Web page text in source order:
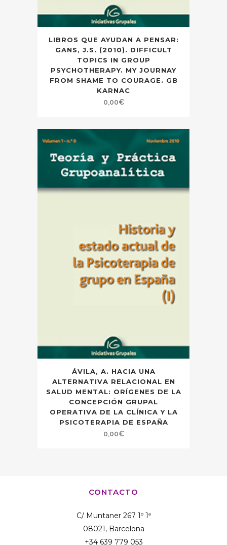
LIBROS QUE AYUDAN A PENSAR:
GANS, J.S. (2010). DIFFICULT
TOPICS IN GROUP
PSYCHOTHERAPY. MY JOURNAY
FROM SHAME TO COURAGE. GB
KARNAC
0,00€
ÁVILA, A. HACIA UNA
ALTERNATIVA RELACIONAL EN
SALUD MENTAL: ORÍGENES DE LA
CONCEPCIÓN GRUPAL
OPERATIVA DE LA CLÍNICA Y LA
PSICOTERAPIA DE ESPAÑA
0,00€
CONTACTO
C/ Muntaner 267 1º 1ª
08021, Barcelona
+34 639 779 053